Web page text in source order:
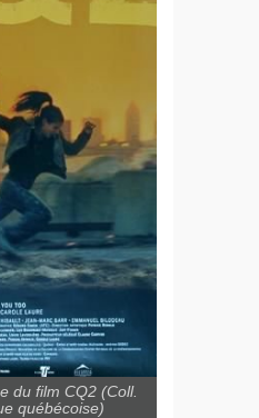
du film CQ2 (Coll.
québécoise)